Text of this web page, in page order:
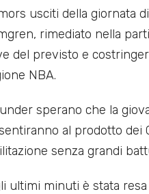
usciti della giornata
rimediato nella
del previsto e
NBA.
sperano che la
al prodotto dei
senza grandi
ultimi minuti è stata